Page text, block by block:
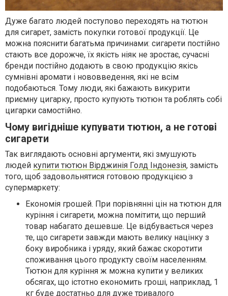
Дуже багато людей поступово переходять на тютюн
для сигарет, замість покупки готової продукції. Це
можна пояснити багатьма причинами: сигарети постійно
стають все дорожче, їх якість ніяк не зростає, сучасні
бренди постійно додають в свою продукцію якісь
сумнівні аромати і нововведення, які не всім
подобаються. Тому люди, які бажають викурити
приємну цигарку, просто купують тютюн та роблять собі
цигарки самостійно.
Чому вигідніше купувати тютюн, а не готові
сигарети
Так виглядають основні аргументи, які змушують
людей купити тютюн Вірджинія Голд Індонезія, замість
того, щоб задовольнятися готовою продукцією з
супермаркету:
Економія грошей. При порівнянні цін на тютюн для
куріння і сигарети, можна помітити, що перший
товар набагато дешевше. Це відбувається через
те, що сигарети завжди мають велику націнку з
боку виробника і уряду, який бажає скоротити
споживання цього продукту своїм населенням.
Тютюн для куріння ж можна купити у великих
обсягах, що істотно економить гроші, наприклад, 1
кг буде достатньо для дуже тривалого